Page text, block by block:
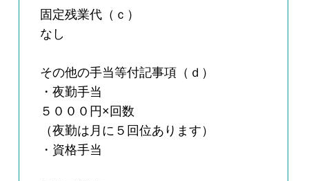
固定残業代（ｃ）
なし
その他の手当等付記事項（ｄ）
・夜勤手当
５０００円×回数
（夜勤は月に５回位あります）
・資格手当